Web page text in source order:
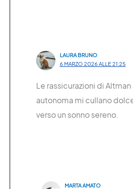
LAURA BRUNO
6 MARZO 2026 ALLE 21:25
Le rassicurazioni di Altman
autonoma mi cullano
verso un sonno sereno.
MARTA AMATO